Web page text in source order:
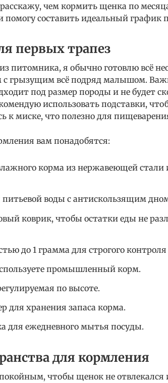
чем кормить щенка по
составить идеальный график
первых трапез
питомника, я обычно готовлю всё
с грызущим всё подряд малышом.
под размер породы и не будет
использовать подставки,
к миске, что полезно для
вам понадобятся:
корма из нержавеющей стали
питьевой воды с антискользящим
коврик, чтобы остатки еды не
до 1 грамма для строгого
промышленный корм.
по высоте.
для хранения запаса корма.
для ежедневного мытья посуды.
для кормления
чтобы щенок не отвлекался